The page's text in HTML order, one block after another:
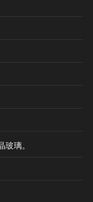
玻璃。